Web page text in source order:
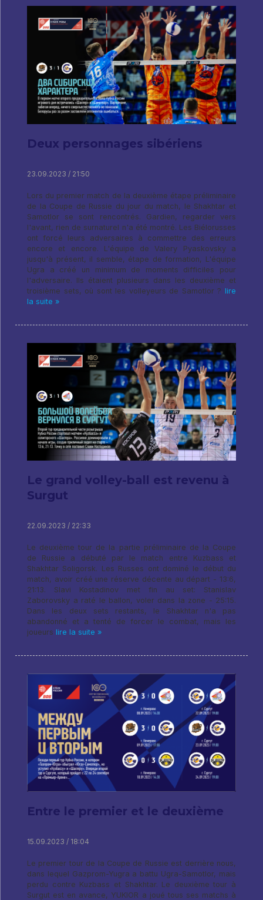
Deux personnages sibériens
23.09.2023 / 21:50
Lors du premier match de la deuxième étape préliminaire
de la Coupe de Russie du jour du match, le Shakhtar et
Samotlor se sont rencontrés. Gardien, regarder vers
l'avant, rien de surnaturel n'a été montré. Les Biélorusses
ont forcé leurs adversaires à commettre des erreurs
encore et encore. L'équipe de Valery Pyaskovsky a
jusqu'à présent, il semble, étape de formation, L'équipe
Ugra a créé un minimum de moments difficiles pour
l'adversaire. Ils étaient plusieurs dans les deuxième et
troisième sets, où sont les volleyeurs de Samotlor ? lire
la suite »
Le grand volley-ball est revenu à
Surgut
22.09.2023 / 22:33
Le deuxième tour de la partie préliminaire de la Coupe
de Russie a débuté par le match entre Kuzbass et
Shakhtar Soligorsk. Les Russes ont dominé le début du
match, avoir créé une réserve décente au départ - 13:6,
21:13. Slavi Kostadinov met fin au set: Stanislav
Zaborovsky a raté le ballon, voler dans la zone - 25:15.
Dans les deux sets restants, le Shakhtar n'a pas
abandonné et a tenté de forcer le combat, mais les
joueurs lire la suite »
Entre le premier et le deuxième
15.09.2023 / 18:04
Le premier tour de la Coupe de Russie est derrière nous,
dans lequel Gazprom-Yugra a battu Ugra-Samotlor, mais
perdu contre Kuzbass et Shakhtar. Le deuxième tour à
Surgut est en avance, YUKIOR a joué tous ses matchs à